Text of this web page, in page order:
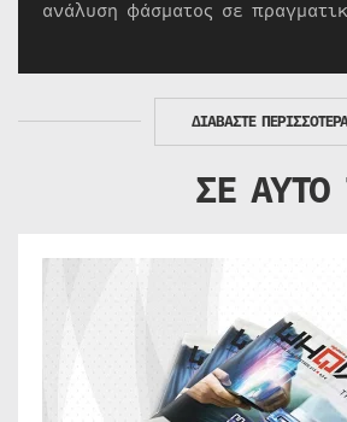
ανάλυση φάσματος σε
ΔΙΑΒΑΣΤΕ ΠΕΡΙΣΣΟΤΕΡΑ
ΣΕ ΑΥΤΟ